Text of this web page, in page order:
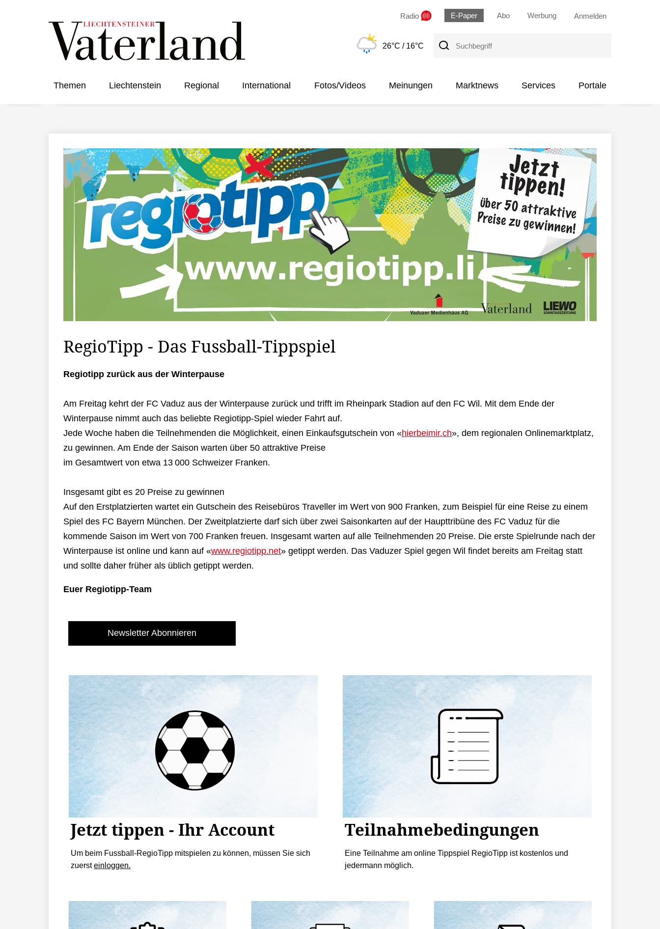
Radio E-Paper Abo Werbung Anmelden
26°C / 16°C
Suchbegriff
Themen Liechtenstein Regional International Fotos/Videos Meinungen Marktnews Services Portale
RegioTipp - Das Fussball-Tippspiel
Regiotipp zurück aus der Winterpause
Am Freitag kehrt der FC Vaduz aus der Winterpause zurück und trifft im Rheinpark Stadion auf den FC Wil. Mit dem Ende der
Winterpause nimmt auch das beliebte Regiotipp-Spiel wieder Fahrt auf.
Jede Woche haben die Teilnehmenden die Möglichkeit, einen Einkaufsgutschein von «hierbeimir.ch», dem regionalen Onlinemarktplatz,
zu gewinnen. Am Ende der Saison warten über 50 attraktive Preise
im Gesamtwert von etwa 13 000 Schweizer Franken.
Insgesamt gibt es 20 Preise zu gewinnen
Auf den Erstplatzierten wartet ein Gutschein des Reisebüros Traveller im Wert von 900 Franken, zum Beispiel für eine Reise zu einem
Spiel des FC Bayern München. Der Zweitplatzierte darf sich über zwei Saisonkarten auf der Haupttribüne des FC Vaduz für die
kommende Saison im Wert von 700 Franken freuen. Insgesamt warten auf alle Teilnehmenden 20 Preise. Die erste Spielrunde nach der
Winterpause ist online und kann auf «www.regiotipp.net» getippt werden. Das Vaduzer Spiel gegen Wil findet bereits am Freitag statt
und sollte daher früher als üblich getippt werden.
Euer Regiotipp-Team
Newsletter Abonnieren
Jetzt tippen - Ihr Account
Um beim Fussball-RegioTipp mitspielen zu können, müssen Sie sich
zuersteinloggen.
Teilnahmebedingungen
Eine Teilnahme am online Tippspiel RegioTipp ist kostenlos und
jedermann möglich.